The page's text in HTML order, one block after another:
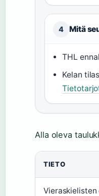
4 Mitä
THL
Kelan
Alla oleva
TIETO